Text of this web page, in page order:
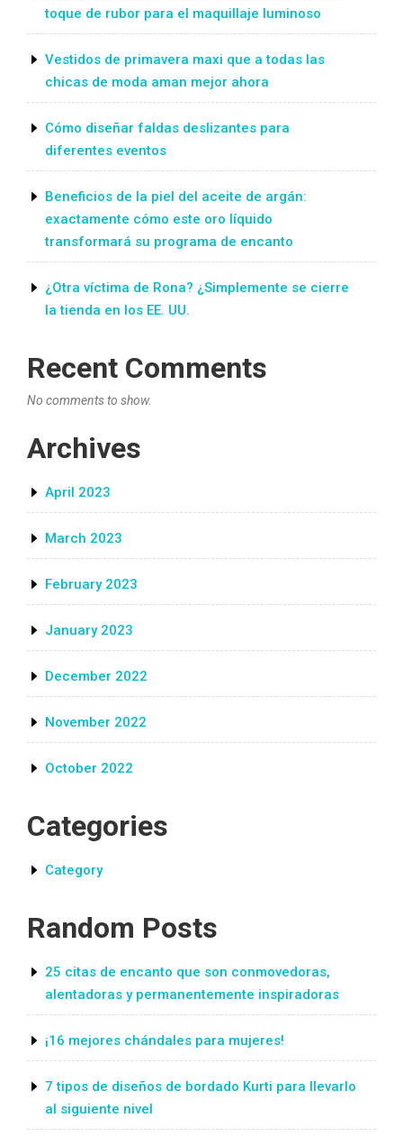
toque de rubor para el maquillaje luminoso
Vestidos de primavera maxi que a todas las
chicas de moda aman mejor ahora
Cómo diseñar faldas deslizantes para
diferentes eventos
Beneficios de la piel del aceite de argán:
exactamente cómo este oro líquido
transformará su programa de encanto
¿Otra víctima de Rona? ¿Simplemente se cierre
la tienda en los EE. UU.
Recent Comments
No comments to show.
Archives
April 2023
March 2023
February 2023
January 2023
December 2022
November 2022
October 2022
Categories
Category
Random Posts
25 citas de encanto que son conmovedoras,
alentadoras y permanentemente inspiradoras
¡16 mejores chándales para mujeres!
7 tipos de diseños de bordado Kurti para llevarlo
al siguiente nivel